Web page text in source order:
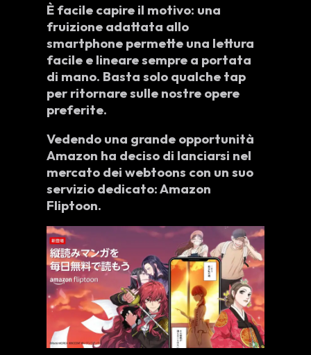
È facile capire il motivo: una
fruizione adattata allo
smartphone permette una lettura
facile e lineare sempre a portata
di mano. Basta solo qualche tap
per ritornare sulle nostre opere
preferite.
Vedendo una grande opportunità
Amazon ha deciso di lanciarsi nel
mercato dei webtoons con un suo
servizio dedicato:Amazon
Fliptoon.